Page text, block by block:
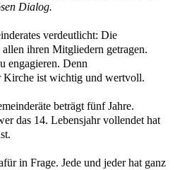
Dialog.
verdeutlicht: Die
ihren Mitgliedern getragen.
engagieren. Denn
ist wichtig und wertvoll.
beträgt fünf Jahre.
das 14. Lebensjahr vollendet hat
in Frage. Jede und jeder hat ganz